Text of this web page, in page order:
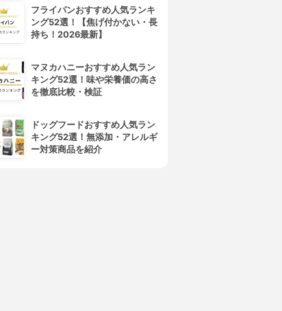
4位
フライパンおすすめ人気ランキ
ング52選！【焦げ付かない・長
持ち！2026最新】
マヌカハニーおすすめ人気ラン
キング52選！味や栄養価の高さ
を徹底比較・検証
ドッグフードおすすめ人気ラン
キング52選！無添加・アレルギ
ー対策商品を紹介